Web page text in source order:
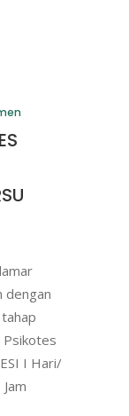
dengan
Psikotes
I Hari/
Jam